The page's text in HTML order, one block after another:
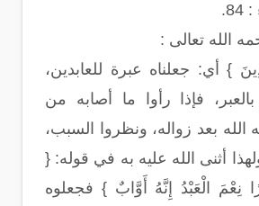
الله تعالى :
} أي: جعلناه عبرة للعابدين،
بالعبر، فإذا رأوا ما أصابه من
الله بعد زواله، ونظروا السبب،
أثنى الله عليه به في قوله: {
نِعْمَ الْعَبْدُ إِنَّهُ أَوَّابٌ } فجعلوه